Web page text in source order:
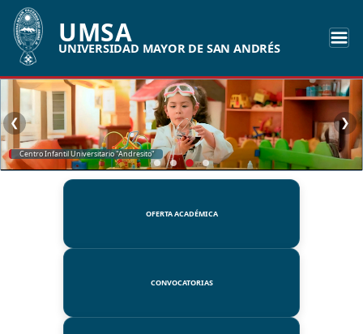
UMSA
UNIVERSIDAD MAYOR DE SAN ANDRÉS
SSUE
❮ ❯
OFERTA ACADÉMICA
CONVOCATORIAS